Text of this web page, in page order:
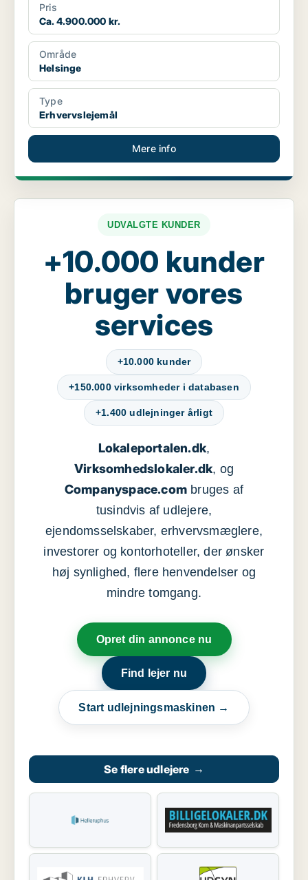
Pris
Ca. 4.900.000 kr.
Område
Helsinge
Type
Erhvervslejemål
Mere info
UDVALGTE KUNDER
+10.000 kunder
bruger vores
services
+10.000 kunder
+150.000 virksomheder i databasen
+1.400 udlejninger årligt
Lokaleportalen.dk,
Virksomhedslokaler.dk, og
Companyspace.com bruges af
tusindvis af udlejere,
ejendomsselskaber, erhvervsmæglere,
investorer og kontorhoteller, der ønsker
høj synlighed, flere henvendelser og
mindre tomgang.
Opret din annonce nu
Find lejer nu
Start udlejningsmaskinen →
Se flere udlejere →